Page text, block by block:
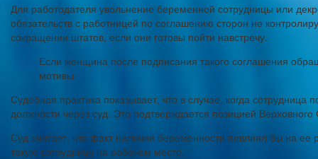
Для работодателя увольнение беременной сотрудницы или
обязательств с работницей по соглашению сторон не
сокращении штатов, если они готовы пойти навстречу.
Если женщина после подписания такого соглашения
мотивы.
Судебная практика показывает, что в случае, когда
должности через суд. Это подтверждается позицией
Суд считает, что факт наличия беременности повлиял бы на
такую сотрудницу на рабочем месте.